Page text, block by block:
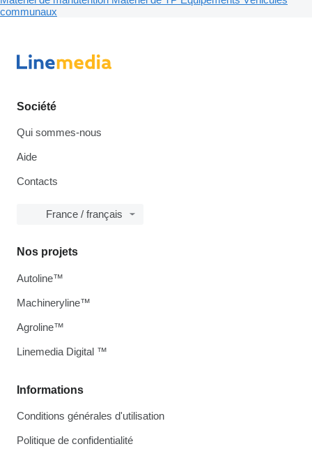
communaux
Société
Qui sommes-nous
Aide
Contacts
France / français
Informations
Conditions générales d'utilisation
Politique de confidentialité
Nos projets
Autoline™
Machineryline™
Agroline™
Linemedia Digital ™